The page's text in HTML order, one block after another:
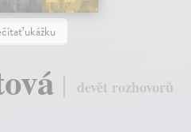
ukážku
devět rozhovorů